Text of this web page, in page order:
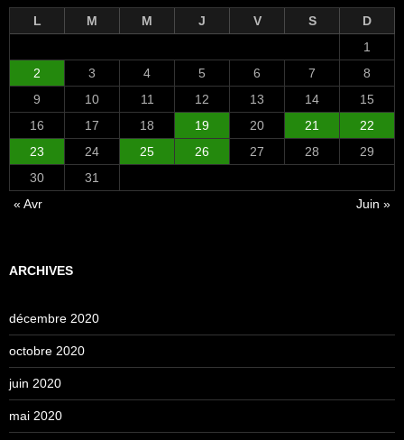
L M M J V S
D
1
2
3 4 5 6 7
8
9
10 11 12 13 14
15
16
17 18 19 20 21
22
23
24 25 26 27 28
29
30
31
« Avr
Juin »
ARCHIVES
décembre 2020
octobre 2020
juin 2020
mai 2020